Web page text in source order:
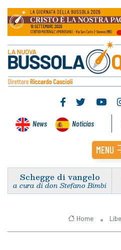
News Noticias
MENU
Schegge di vangelo
a cura di don Stefano Bimbi
Home